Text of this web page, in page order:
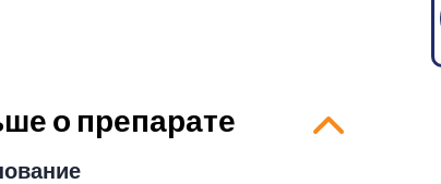
о препарате